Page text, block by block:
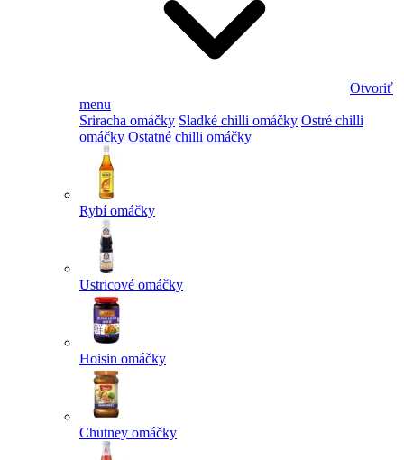
Otvoriť
menu
Sriracha omáčky Sladké chilli omáčky Ostré chilli
omáčky Ostatné chilli omáčky
Rybí omáčky
Ustricové omáčky
Hoisin omáčky
Chutney omáčky